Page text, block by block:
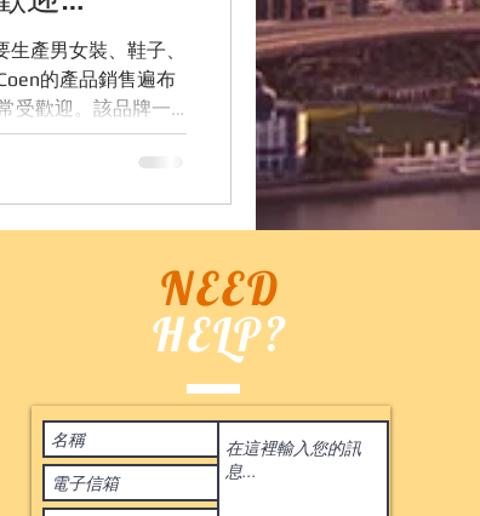
的產品銷售遍布
受歡迎。該品牌一
念，不斷推陳出
ASIA BID CO. All rights reserved. 香港
NEED
HELP?